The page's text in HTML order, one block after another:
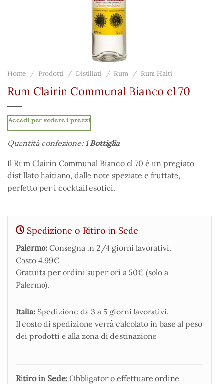
Home / Prodotti / Distillati / Rum / Rum Haiti
Rum Clairin Communal Bianco cl 70
Accedi per vedere i prezzi
Quantità confezione: 1 Bottiglia
Il Rum Clairin Communal Bianco cl 70 è un pregiato
distillato haitiano, dalle note speziate e fruttate,
perfetto per i cocktail esotici.
Spedizione o Ritiro in Sede
Palermo: Consegna in 2/4 giorni lavorativi.
Costo 4,99€
Gratuita per ordini superiori a 50€ (solo a
Palermo).
Italia: Spedizione da 3 a 5 giorni lavorativi.
Il costo di spedizione verrà calcolato in base al peso
dei prodotti e alla zona di destinazione
Ritiro in Sede: Obbligatorio effettuare ordine